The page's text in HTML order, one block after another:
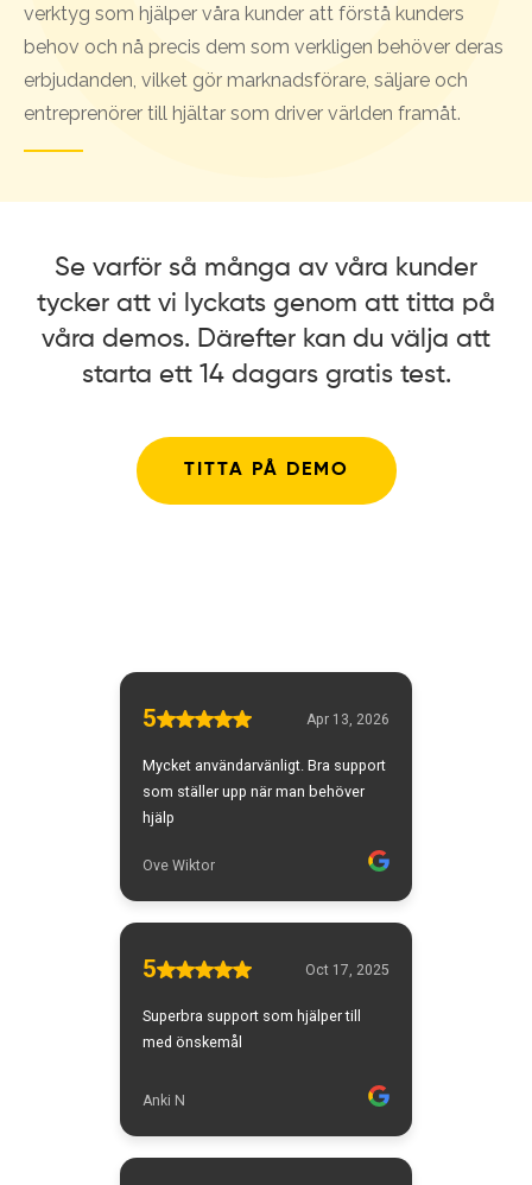
verktyg som hjälper våra kunder att förstå kunders
behov och nå precis dem som verkligen behöver deras
erbjudanden, vilket gör marknadsförare, säljare och
entreprenörer till hjältar som driver världen framåt.
Se varför så många av våra kunder
tycker att vi lyckats genom att titta på
våra demos. Därefter kan du välja att
starta ett 14 dagars gratis test.
TITTA PÅ DEMO